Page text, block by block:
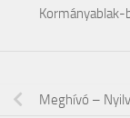
Meghívó –